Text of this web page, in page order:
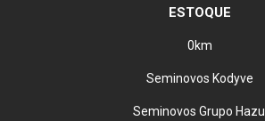
ESTOQUE
0km
Seminovos Kodyve
Seminovos Grupo Hazul